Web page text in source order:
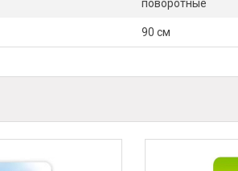
поворотные
90 см